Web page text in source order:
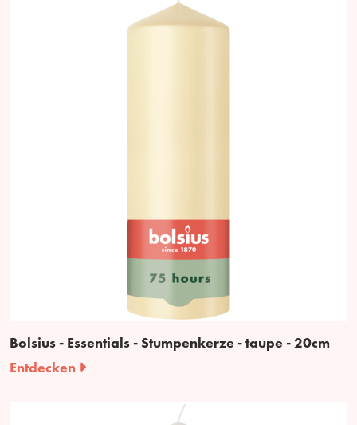
Bolsius - Essentials - Stumpenkerze - taupe - 20cm
Entdecken